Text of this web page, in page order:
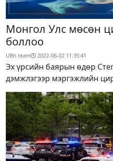
Монгол Улс мөсөн
боллоо
UBn team 2022-06-02 11:35:41
Эх үрсийн баярын өдөр
дэмжлэгээр мэргэжлийн